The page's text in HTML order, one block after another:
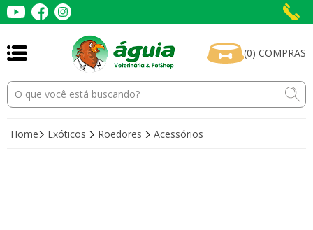
(0) COMPRAS
Home Exóticos Roedores Acessórios